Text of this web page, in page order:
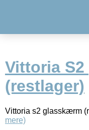
Vittoria
(restlager)
Vittoria s2 glasskærm
mere)